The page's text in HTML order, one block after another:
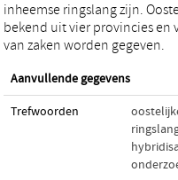
inheemse ringslang zijn.
bekend uit vier provincies en
van zaken worden gegeven.
Aanvullende gegevens
Trefwoorden